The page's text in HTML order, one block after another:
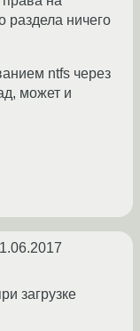
раздела ничего
ntfs через
может и
загрузке